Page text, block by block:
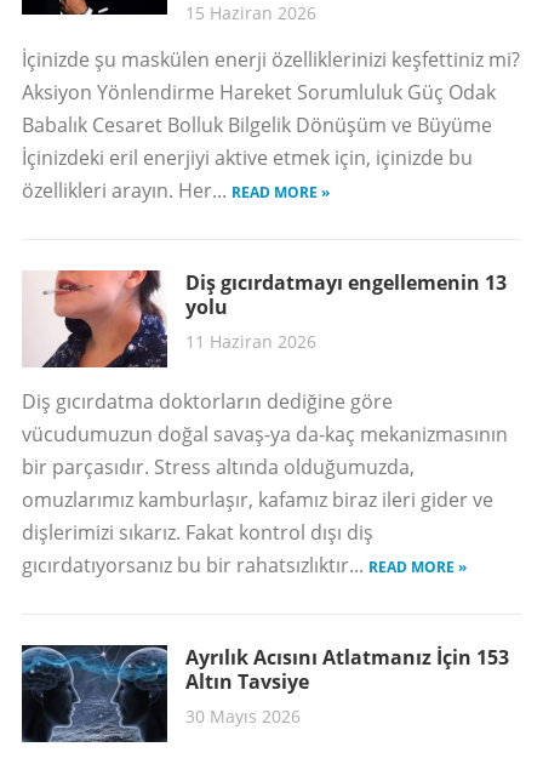
15 Haziran 2026
İçinizde şu maskülen enerji özelliklerinizi keşfettiniz mi?
Aksiyon Yönlendirme Hareket Sorumluluk Güç Odak
Babalık Cesaret Bolluk Bilgelik Dönüşüm ve Büyüme
İçinizdeki eril enerjiyi aktive etmek için, içinizde bu
özellikleri arayın. Her... READ MORE »
Diş gıcırdatmayı engellemenin 13
yolu
11 Haziran 2026
Diş gıcırdatma doktorların dediğine göre
vücudumuzun doğal savaş-ya da-kaç mekanizmasının
bir parçasıdır. Stress altında olduğumuzda,
omuzlarımız kamburlaşır, kafamız biraz ileri gider ve
dişlerimizi sıkarız. Fakat kontrol dışı diş
gıcırdatıyorsanız bu bir rahatsızlıktır... READ MORE »
Ayrılık Acısını Atlatmanız İçin 153
Altın Tavsiye
30 Mayıs 2026